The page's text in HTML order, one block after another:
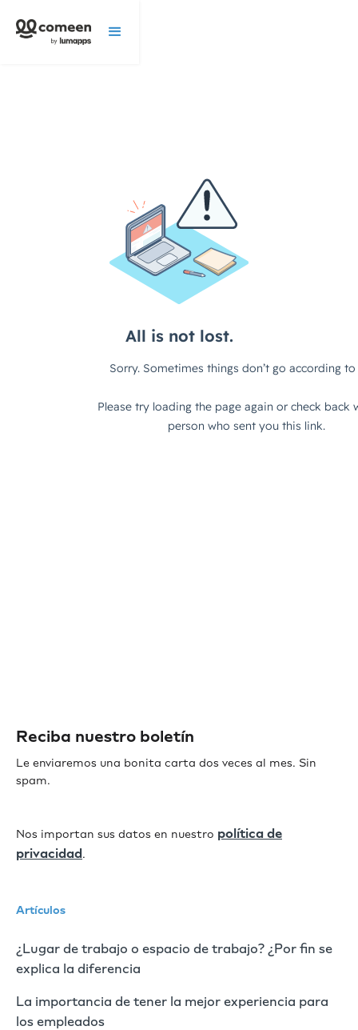
Reciba nuestro boletín
Le enviaremos una bonita carta dos veces al mes. Sin
spam.
Nos importan sus datos en nuestro política de
privacidad.
Artículos
¿Lugar de trabajo o espacio de trabajo? ¿Por fin se
explica la diferencia
La importancia de tener la mejor experiencia para
los empleados